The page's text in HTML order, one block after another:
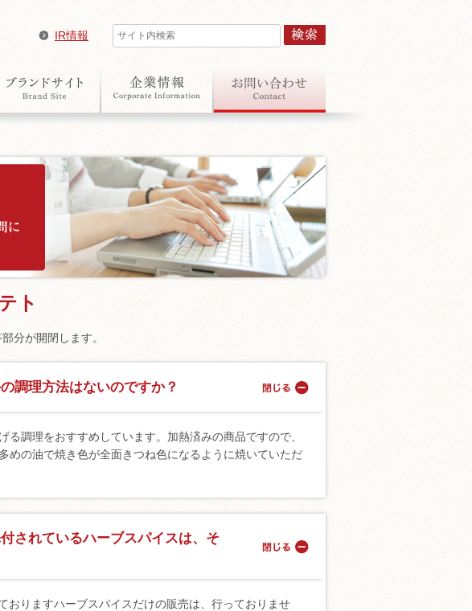
IR情報
ト
分が開閉します。
調理方法はないのですか？
調理をおすすめしています。加熱済みの商品ですので、
めの油で焼き色が全面きつね色になるように焼いていただ
されているハーブスパイスは、そ
おりますハーブスパイスだけの販売は、行っておりませ